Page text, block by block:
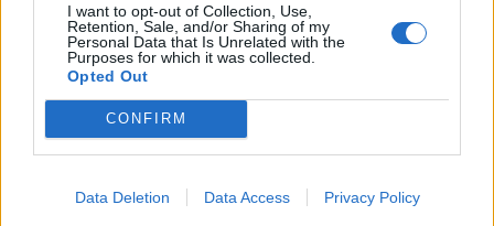
I want to opt-out of Collection, Use,
Retention, Sale, and/or Sharing of my
Personal Data that Is Unrelated with the
Purposes for which it was collected.
Opted Out
CONFIRM
Data Deletion Data Access Privacy Policy